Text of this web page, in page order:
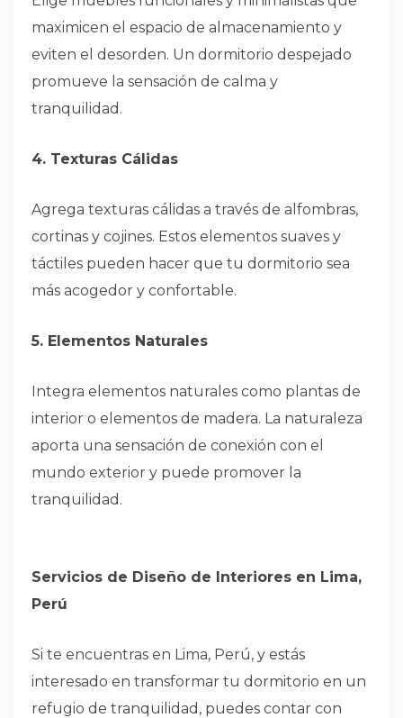
maximicen el espacio de almacenamiento y
eviten el desorden. Un dormitorio despejado
promueve la sensación de calma y
tranquilidad.
4. Texturas Cálidas
Agrega texturas cálidas a través de alfombras,
cortinas y cojines. Estos elementos suaves y
táctiles pueden hacer que tu dormitorio sea
más acogedor y confortable.
5. Elementos Naturales
Integra elementos naturales como plantas de
interior o elementos de madera. La naturaleza
aporta una sensación de conexión con el
mundo exterior y puede promover la
tranquilidad.
Servicios de Diseño de Interiores en Lima,
Perú
Si te encuentras en Lima, Perú, y estás
interesado en transformar tu dormitorio en un
refugio de tranquilidad, puedes contar con